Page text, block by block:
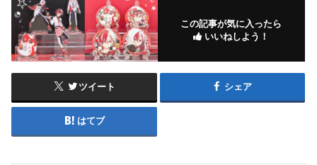
この記事が気に入ったら
いいねしよう！
ツイート シェア
はてブ